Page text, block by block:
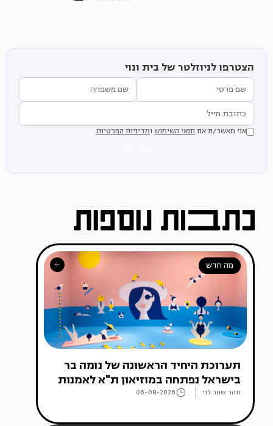
הצטרפו לניוזלטר של בית ונוי
אני מאשר/ת את תנאי השימוש ומדיניות הפרטיות
מה חדש
תערוכת היחיד הראשונה של נומה בר
בישראל נפתחה במוזיאון ת"א לאמנות
זוהר שחר לוי 06-08-2026